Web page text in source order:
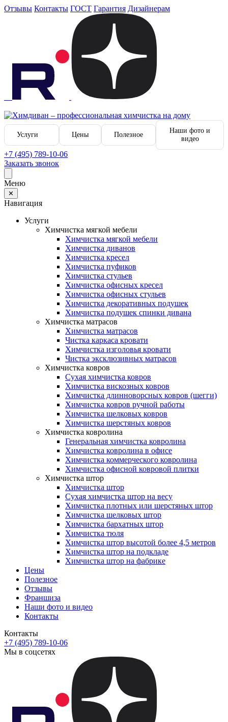
Отзывы Контакты ГОСТ Гарантия Дизайнерам
Услуги Цены Полезное
Наши фото и
видео
+7 (495) 789-10-06
Заказать звонок
Меню
✕
Навигация
Услуги
Химчистка мягкой мебели
Химчистка мягкой мебели
Химчистка диванов
Химчистка кресел
Химчистка пуфиков
Химчистка стульев
Химчистка офисных кресел
Химчистка офисных стульев
Химчистка декоративных подушек
Химчистка подушек спинки дивана
Химчистка матрасов
Химчистка матрасов
Чистка каркаса кровати
Химчистка изголовья кровати
Чистка эксклюзивных матрасов
Химчистка ковров
Сухая химчистка ковров
Химчистка вискозных ковров
Химчистка длинноворсных ковров (шегги)
Химчистка ковров ручной работы
Химчистка шелковых ковров
Химчистка шерстяных ковров
Химчистка ковролина
Генеральная химчистка ковролина
Химчистка ковролина в офисе
Химчистка коммерческого ковролина
Химчистка офисной ковровой плитки
Химчистка штор
Химчистка штор
Сухая химчистка штор на весу
Химчистка плотных или шерстяных штор
Химчистка шелковых штор
Химчистка бархатных штор
Химчистка тюля
Химчистка штор высотой более 4,5 метров
Химчистка штор на подкладе
Химчистка штор на фабрике
Цены
Полезное
Отзывы
Франшиза
Наши фото и видео
Контакты
Контакты
+7 (495) 789-10-06
Мы в соцсетях